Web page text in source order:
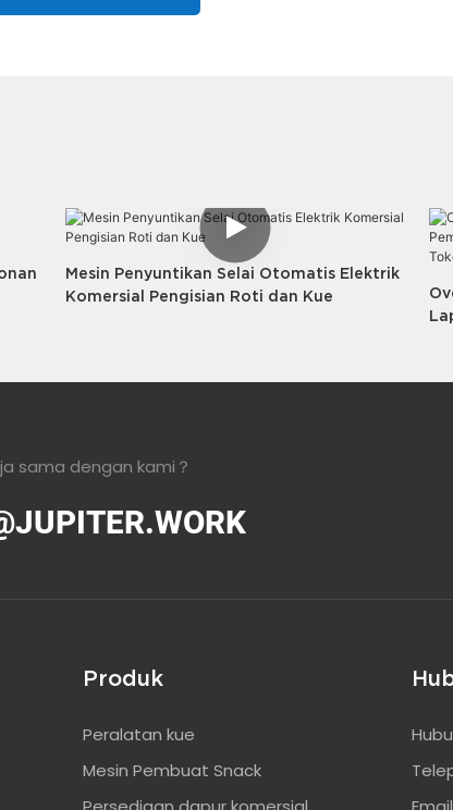
Mesin Penyuntikan Selai Otomatis Elektrik
Komersial Pengisian Roti dan Kue
sama dengan kami？
Produk
Peralatan kue
Mesin Pembuat Snack